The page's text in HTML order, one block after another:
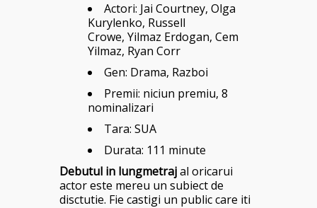
Actori: Jai Courtney, Olga
Kurylenko, Russell
Crowe, Yilmaz Erdogan, Cem
Yilmaz, Ryan Corr
Gen: Drama, Razboi
Premii: niciun premiu, 8
nominalizari
Tara: SUA
Durata: 111 minute
Debutul in lungmetrajal oricarui
actor este mereu un subiect de
disctutie. Fie castigi un public care iti